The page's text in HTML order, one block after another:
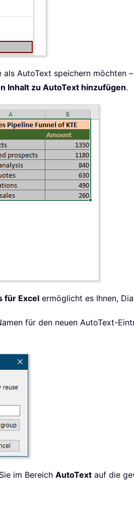
AutoText speichern
Inhalt zu AutoText hinzufügen.
für Excel ermöglicht es Ihnen,
für den neuen AutoText-
im Bereich AutoText auf die